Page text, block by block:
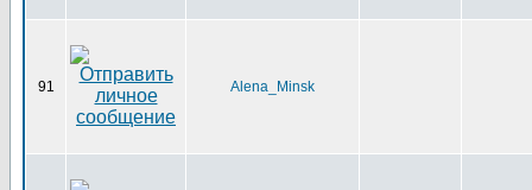
91 Alena_Minsk